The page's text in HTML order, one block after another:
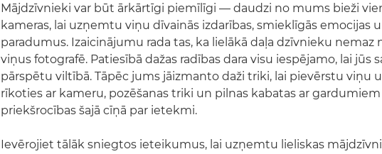
Mājdzīvnieki var būt ārkārtīgi piemīlīgi — daudzi no mums bieži
kameras, lai uzņemtu viņu dīvainās izdarības, smieklīgās emocijas
paradumus. Izaicinājumu rada tas, ka lielākā daļa dzīvnieku nemaz
viņus fotografē. Patiesībā dažas radības dara visu iespējamo, lai jūs
pārspētu viltībā. Tāpēc jums jāizmanto daži triki, lai pievērstu viņu
rīkoties ar kameru, pozēšanas triki un pilnas kabatas ar
priekšrocības šajā cīņā par ietekmi.
Ievērojiet tālāk sniegtos ieteikumus, lai uzņemtu lieliskas